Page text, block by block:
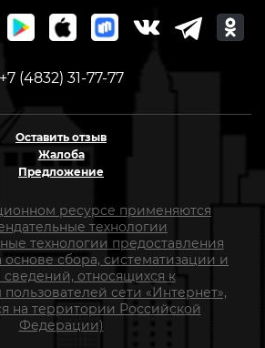
+7 (4832) 31-77-77
Оставить отзыв
Жалоба
Предложение
ресурсе применяются
технологии
технологии предоставления
сбора, систематизации и
сведений, относящихся к
сети «Интернет»,
на территории Российской
Федерации)